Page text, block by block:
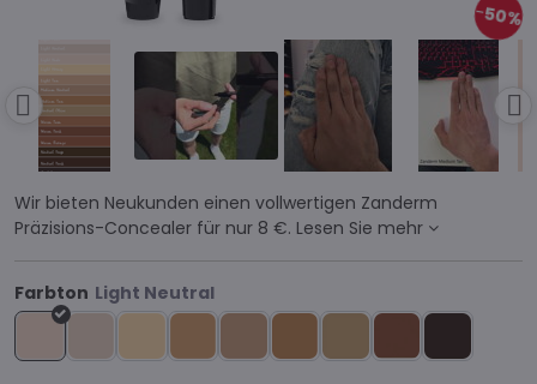
50%
Wir bieten Neukunden einen vollwertigen Zanderm
Präzisions-Concealer für nur 8 €. Lesen Sie mehr
Farbton